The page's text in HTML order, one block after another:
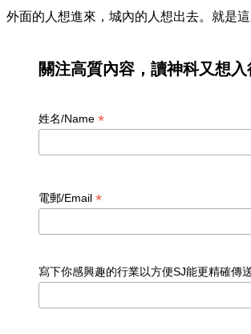
外面的人想進來，城內的人想出去。就是這
關注高質內容，讀神科又想
姓名/Name *
電郵/Email *
寫下你感興趣的行業以方便SJ能更精確傳